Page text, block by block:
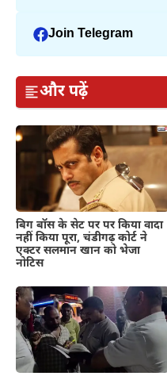
Join Telegram
और पढ़ें
बिग बॉस के सेट पर पर किया वादा
नहीं किया पूरा, चंडीगढ़ कोर्ट ने
एक्टर सलमान खान को भेजा
नोटिस